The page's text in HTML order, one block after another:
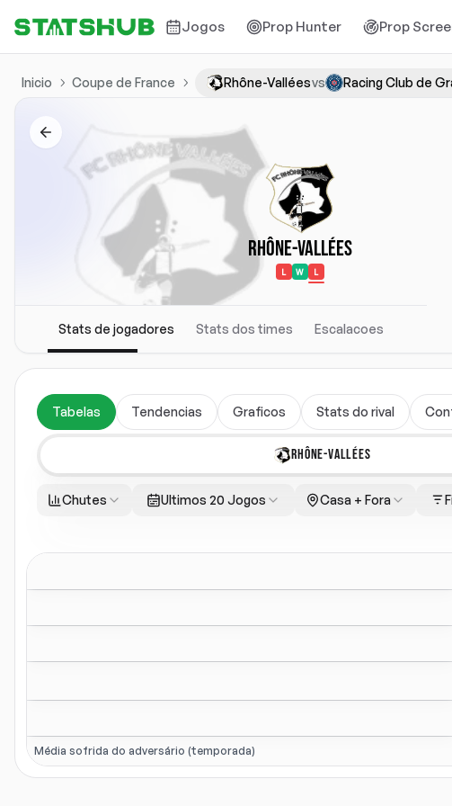
Jogos Prop Hunter Prop
Inicio Coupe de France Rhône-Valléesvs Racing Club de
Rhône-Vallées
L W L
Stats de jogadores Stats dos times Escalacoes
Tabelas Tendencias Graficos Stats do rival
RHÔNE-VALLÉES
Chutes Ultimos 20 Jogos Casa + Fora
Média sofrida do adversário (temporada)